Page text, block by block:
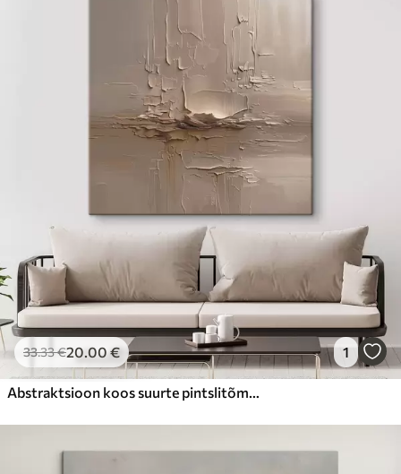
33.33€20.00 € 1
Abstraktsioon koos suurte pintslitõmmete jäljendamisega